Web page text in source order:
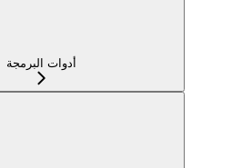
أدوات البرمجة